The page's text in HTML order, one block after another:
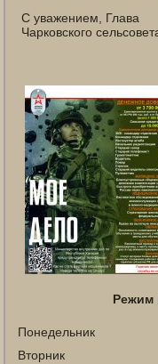
С уважением, Глава
Чарковского
Режим
Понедельник
Вторник